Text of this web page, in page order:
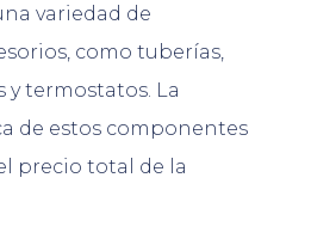
variedad de
como tuberías,
y termostatos. La
de estos componentes
precio total de la